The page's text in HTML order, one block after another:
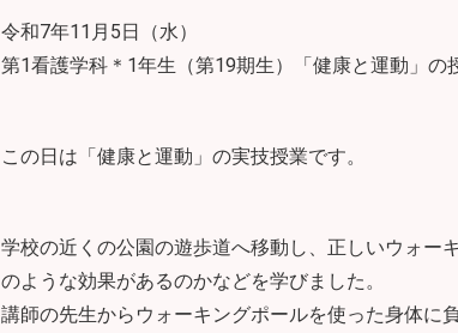
令和7年11月5日（水）
第1看護学科＊1年生（第19期生）「健康と運動」の
この日は「健康と運動」の実技授業です。
学校の近くの公園の遊歩道へ移動し、正しいウォー
のような効果があるのかなどを学びました。
講師の先生からウォーキングポールを使った身体に